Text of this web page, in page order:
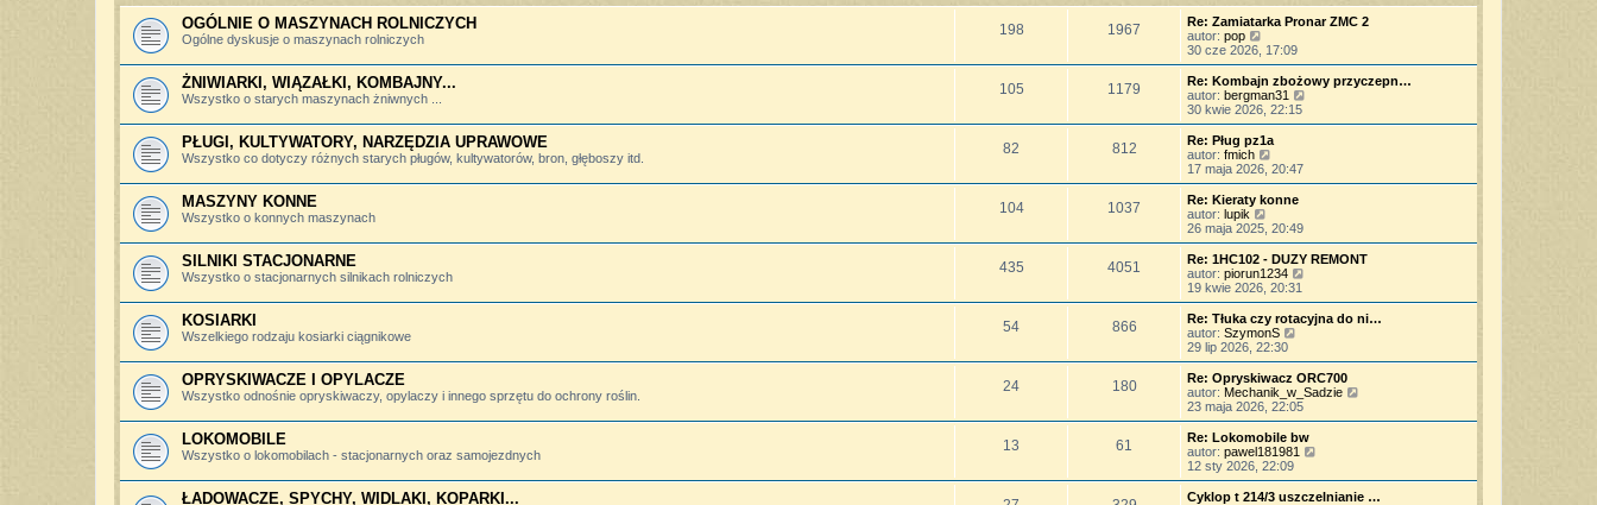
o
s
s
z
p
o
s
t
j
n
o
w
s
z
y
p
o
t
l
n
s
o
OGÓLNIE O MASZYNACH ROLNICZYCH
Ogólne dyskusje o maszynach rolniczych
198 1967
Re: Zamiatarka Pronar ZMC 2
autor: pop
y
ś
w
i
e
t
l
n
a
j
o
w
s
z
y
p
o
s
t
30 cze 2026, 17:09
ŻNIWIARKI, WIĄZAŁKI, KOMBAJNY...
Wszystko o starych maszynach żniwnych ...
105 1179
Re: Kombajn zbożowy przyczepn…
autor: bergman31
ś
o
z
y
s
t
30 kwie 2026, 22:15
PŁUGI, KULTYWATORY, NARZĘDZIA UPRAWOWE
Wszystko co dotyczy różnych starych pługów, kultywatorów, bron, głęboszy itd.
82 812
Re: Pług pz1a
autor: fmich
y
ś
w
e
l
n
a
j
o
w
s
z
y
p
o
s
t
17 maja 2026, 20:47
MASZYNY KONNE
Wszystko o konnych maszynach
104 1037
Re: Kieraty konne
autor: lupik
y
ś
w
i
e
n
a
j
o
w
s
z
y
p
o
s
t
26 maja 2025, 20:49
SILNIKI STACJONARNE
Wszystko o stacjonarnych silnikach rolniczych
435 4051
Re: 1HC102 - DUZY REMONT
autor: piorun1234
ś
w
i
l
n
a
o
w
z
y
19 kwie 2026, 20:31
KOSIARKI
Wszelkiego rodzaju kosiarki ciągnikowe
54 866
Re: Tłuka czy rotacyjna do ni…
autor: SzymonS
ś
w
e
n
a
29 lip 2026, 22:30
OPRYSKIWACZE I OPYLACZE
Wszystko odnośnie opryskiwaczy, opylaczy i innego sprzętu do ochrony roślin.
24 180
Re: Opryskiwacz ORC700
autor: Mechanik_w_Sadzie
ś
23 maja 2026, 22:05
LOKOMOBILE
Wszystko o lokomobilach - stacjonarnych oraz samojezdnych
13 61
Re: Lokomobile bw
autor: pawel181981
ś
w
12 sty 2026, 22:09
ŁADOWACZE, SPYCHY, WIDLAKI, KOPARKI...
Cyklop t 214/3 uszczelnianie …